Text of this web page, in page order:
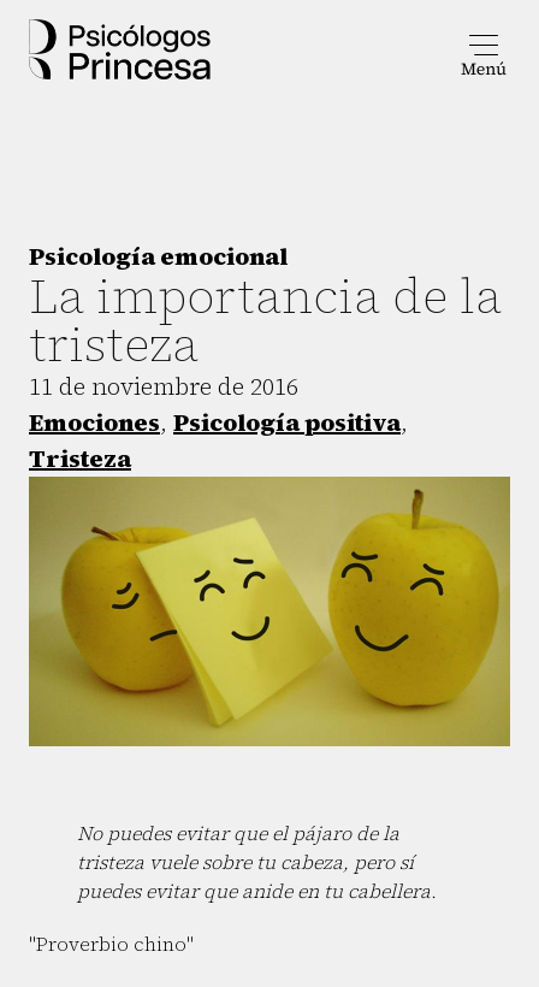
Psicología emocional
La importancia de la
tristeza
11 de noviembre de 2016
Emociones, Psicología positiva,
Tristeza
No puedes evitar que el pájaro de la
tristeza vuele sobre tu cabeza, pero sí
puedes evitar que anide en tu cabellera.
"Proverbio chino"